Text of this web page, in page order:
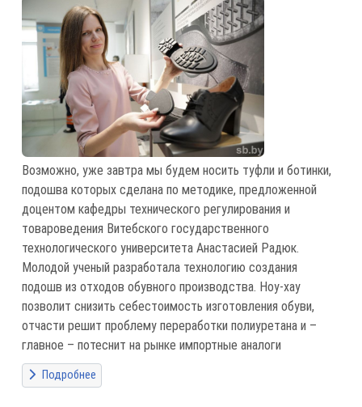
Возможно, уже завтра мы будем носить туфли и ботинки,
подошва которых сделана по методике, предложенной
доцентом кафедры технического регулирования и
товароведения Витебского государственного
технологического университета Анастасией Радюк.
Молодой ученый разработала технологию создания
подошв из отходов обувного производства. Ноу-хау
позволит снизить себестоимость изготовления обуви,
отчасти решит проблему переработки полиуретана и –
главное – потеснит на рынке импортные аналоги
Подробнее